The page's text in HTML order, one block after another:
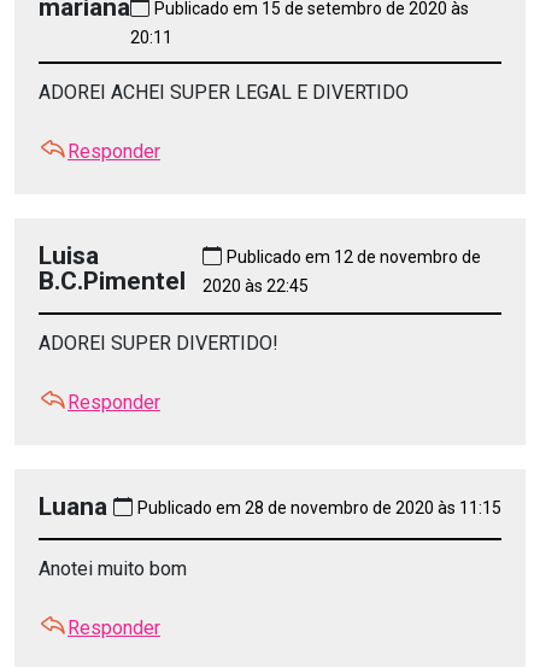
mariana
Publicado em 15 de setembro de 2020 às
20:11
ADOREI ACHEI SUPER LEGAL E DIVERTIDO
Responder
Luisa
B.C.Pimentel
Publicado em 12 de novembro de
2020 às 22:45
ADOREI SUPER DIVERTIDO!
Responder
Luana Publicado em 28 de novembro de 2020 às 11:15
Anotei muito bom
Responder